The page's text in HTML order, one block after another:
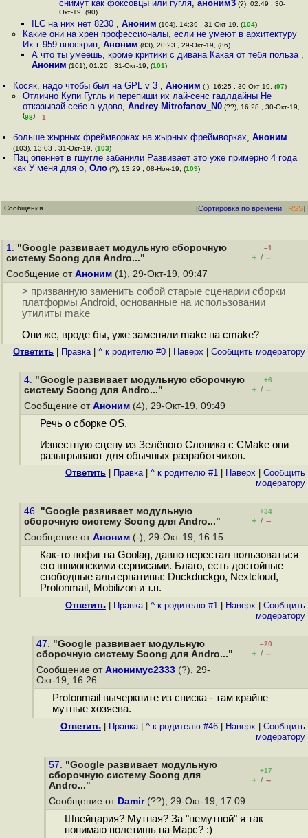
снимут как фоксовцы или гугля, аноним3(?), 02:49 , 30-
Окт-19, (90)
ILC на них нет 8230 , Аноним (104), 14:39 , 31-Окт-19, (104)
Какие они на хрен профессионалы, если не умеют в архитектуру
Их г 959 внoскрип, Аноним (83), 20:23 , 29-Окт-19, (86)
А что ты умеешь, кроме критики с дивана Какая от тебя польза ,
Аноним (101), 01:20 , 31-Окт-19, (101)
Косяк, надо чтобы был на GPL v 3 ,Аноним (-), 16:25 , 30-Окт-19, (97)
Отлично Купи Гугль и перепиши их лай-сенс гадлдайны Не
отказывай себе в удово, Andrey Mitrofanov_N0(??), 16:28 , 30-Окт-19,
(98) –1
больше жырных фреймворках на жырных фреймворках,Аноним
(103), 13:03 , 31-Окт-19, (103)
Пзц опеннет в гшугле забанили Развивает это уже примерно 4 года
как У меня для о,Оло (?), 13:29 , 08-Ноя-19, (109)
Сообщения [Сортировка по времени | RSS]
1. "Google развивает модульную сборочную
систему Soong для Andro..."
–1
+ / –
Сообщение от Аноним (1), 29-Окт-19, 09:47
> призванную заменить собой старые сценарии сборки
платформы Android, основанные на использовании
утилиты make
Они же, вроде бы, уже заменяли make на cmake?
Ответить Правка| ^ к родителю #0 Наверх Cообщить модератору
4. "Google развивает модульную сборочную
систему Soong для Andro..."
+6
+ / –
Сообщение от Аноним (4), 29-Окт-19, 09:49
Речь о сборке OS.
Известную сцену из Зелёного Слоника с CMake они
разыгрывают для обычных разработчиков.
Ответить Правка| ^ к родителю #1 Наверх
Cообщить
модератору
46. "Google развивает модульную
сборочную систему Soong для Andro..."
+34
+ / –
Сообщение от Аноним (-), 29-Окт-19, 16:15
Как-то пофиг на Goolag, давно перестал пользоваться
его шпиoнскими сервисами. Благо, есть достойные
свободные альтернативы: Duckduckgo, Nextcloud,
Protonmail, Mobilizon и т.п.
Ответить Правка| ^ к родителю #1 Наверх
Cообщить
модератору
47. "Google развивает модульную
сборочную систему Soong для Andro..."
–20
+ / –
Сообщение от Анонимус2333 (?), 29-
Окт-19, 16:26
Protonmail вычеркните из списка - там крайне
мутные хозяева.
Ответить Правка| ^ к родителю #46 Наверх
Cообщить
модератору
57. "Google развивает модульную
сборочную систему Soong для
Andro..."
+17
+ / –
Сообщение от Damir(??), 29-Окт-19, 17:09
Швейцария? Мутная? За "немутной" я так
понимаю полетишь на Марс? :)